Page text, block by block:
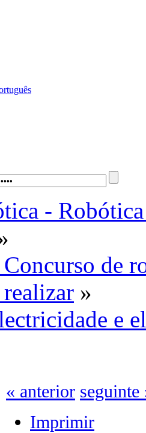
-
de
»
e
« anterior seguinte
Imprimir